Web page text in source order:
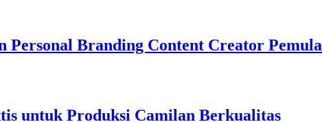
Personal Branding Content Creator Pemula
untuk Produksi Camilan Berkualitas